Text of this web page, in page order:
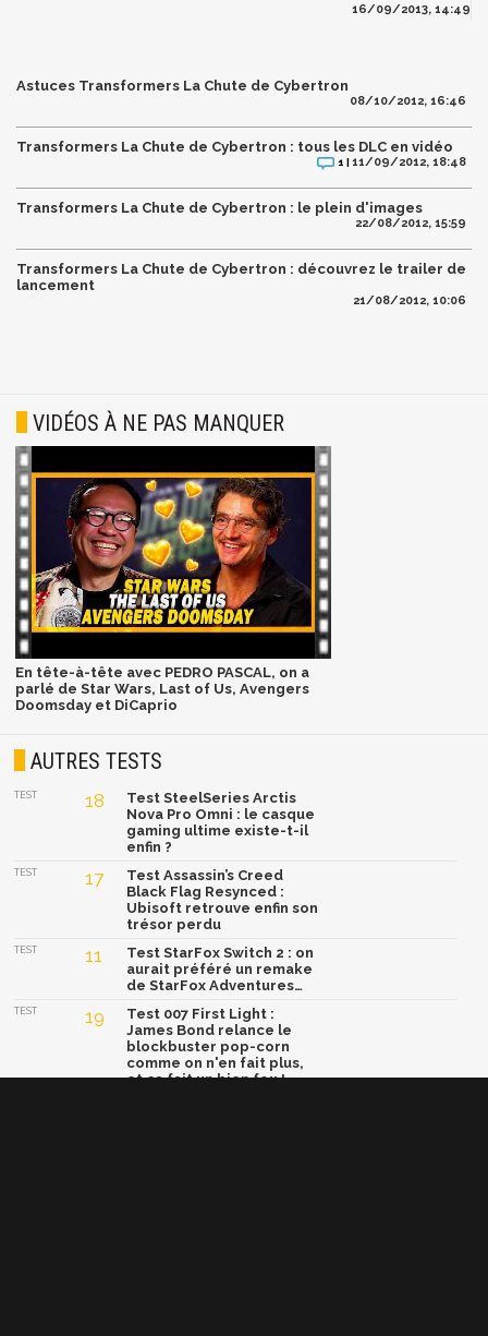
16/09/2013, 14:49
Astuces Transformers La Chute de Cybertron
08/10/2012, 16:46
Transformers La Chute de Cybertron : tous les DLC en vidéo
1 |11/09/2012, 18:48
Transformers La Chute de Cybertron : le plein d'images
22/08/2012, 15:59
Transformers La Chute de Cybertron : découvrez le trailer de
lancement
21/08/2012, 10:06
VIDÉOS À NE PAS MANQUER
En tête-à-tête avec PEDRO PASCAL, on a
parlé de Star Wars, Last of Us, Avengers
Doomsday et DiCaprio
AUTRES TESTS
TEST 18
Test SteelSeries Arctis
Nova Pro Omni : le casque
gaming ultime existe-t-il
enfin ?
TEST 17
Test Assassin’s Creed
Black Flag Resynced :
Ubisoft retrouve enfin son
trésor perdu
TEST 11
Test StarFox Switch 2 : on
aurait préféré un remake
de StarFox Adventures…
TEST 19
Test 007 First Light :
James Bond relance le
blockbuster pop-corn
comme on n'en fait plus,
et ça fait un bien fou !